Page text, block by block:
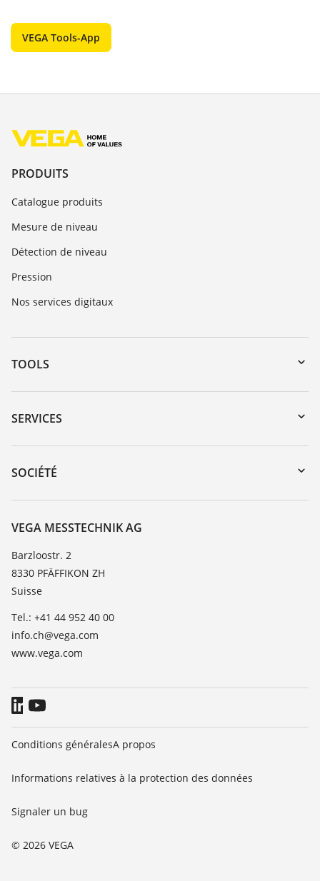
VEGA Tools-App
PRODUITS
Catalogue produits
Mesure de niveau
Détection de niveau
Pression
Nos services digitaux
TOOLS
Téléchargements
Recherche par numéro de série
DTM Collection/PACTware
SERVICES
Retour d'appareil
Formations
Liste de compatibilité chimique
TeamViewer
SOCIÉTÉ
À propos de VEGA
Contact
News
Presse
Blog
VEGA MESSTECHNIK AG
Barzloostr. 2
8330 PFÄFFIKON ZH
Suisse
Tel.: +41 44 952 40 00
info.ch@vega.com
www.vega.com
© 2026 VEGA
Conditions généralesA propos
Informations relatives à la protection des données
Signaler un bug